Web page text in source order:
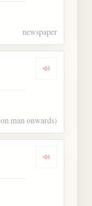
newspaper
Dengarkan
man onwards)
Dengarkan